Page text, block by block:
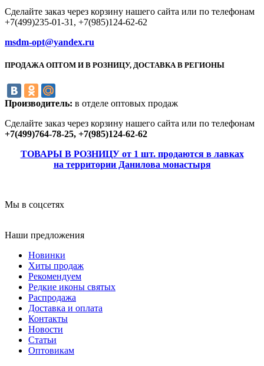
Сделайте заказ через корзину нашего сайта или по телефонам
+7(499)235-01-31, +7(985)124-62-62
msdm-opt@yandex.ru
ПРОДАЖА ОПТОМ И В РОЗНИЦУ, ДОСТАВКА В РЕГИОНЫ
Производитель: в отделе оптовых продаж
Сделайте заказ через корзину нашего сайта или по телефонам
+7(499)764-78-25, +7(985)124-62-62
ТОВАРЫ В РОЗНИЦУ от 1 шт. продаются в лавках
на территории Данилова монастыря
Мы в соцсетях
Наши предложения
Новинки
Хиты продаж
Рекомендуем
Редкие иконы святых
Распродажа
Доставка и оплата
Контакты
Новости
Статьи
Оптовикам